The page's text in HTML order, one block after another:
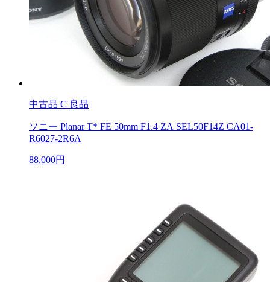
中古品 C 良品
ソニー Planar T* FE 50mm F1.4 ZA SEL50F14Z CA01-
R6027-2R6A
88,000円